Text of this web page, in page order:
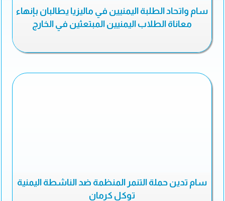
سام واتحاد الطلبة اليمنيين في ماليزيا يطالبان بإنهاء
معاناة الطلاب اليمنيين المبتعثين في الخارج
سام تدين حملة التنمر المنظمة ضد الناشطة اليمنية
توكل كرمان